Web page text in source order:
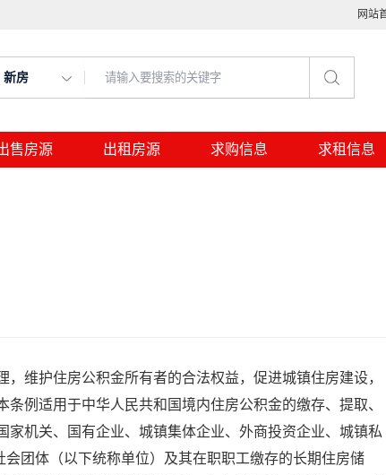
网站
新房
售房源 出租房源 求购信息 求租信息
住房公积金所有者的合法权益，促进城镇住房建设，
适用于中华人民共和国境内住房公积金的缴存、提取、
关、国有企业、城镇集体企业、外商投资企业、城镇私
团体（以下统称单位）及其在职职工缴存的长期住房储